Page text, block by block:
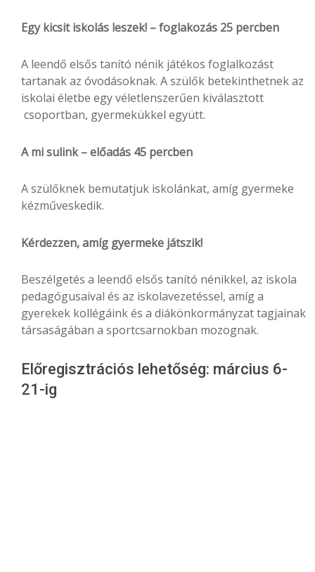
Egy kicsit iskolás leszek! – foglakozás 25 percben
A leendő elsős tanító nénik játékos foglalkozást
tartanak az óvodásoknak. A szülők betekinthetnek az
iskolai életbe egy véletlenszerűen kiválasztott
csoportban, gyermekükkel együtt.
A mi sulink – előadás 45 percben
A szülőknek bemutatjuk iskolánkat, amíg gyermeke
kézműveskedik.
Kérdezzen, amíg gyermeke játszik!
Beszélgetés a leendő elsős tanító nénikkel, az iskola
pedagógusaival és az iskolavezetéssel, amíg a
gyerekek kollégáink és a diákönkormányzat tagjainak
társaságában a sportcsarnokban mozognak.
Előregisztrációs lehetőség: március 6-
21-ig